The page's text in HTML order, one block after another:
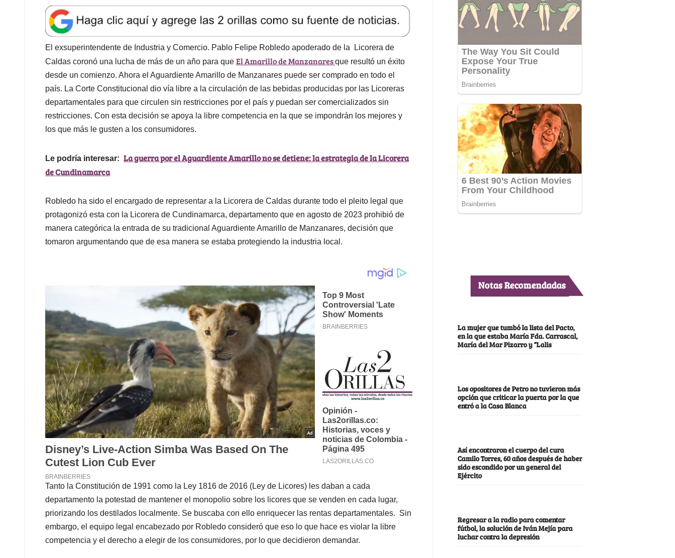
a
t
s
A
p
p
e
b
o
o
k
k
e
d
I
n
l
e
a
d
s
El exsuperintendente de Industria y Comercio. Pablo Felipe Robledo apoderado de la Licorera de
Caldas coronó una lucha de más de un año para que El Amarillo de Manzanaresque resultó un éxito
desde un comienzo. Ahora el Aguardiente Amarillo de Manzanares puede ser comprado en todo el
país. La Corte Constitucional dio vía libre a la circulación de las bebidas producidas por las Licoreras
departamentales para que circulen sin restricciones por el país y puedan ser comercializados sin
restricciones. Con esta decisión se apoya la libre competencia en la que se impondrán los mejores y
los que más le gusten a los consumidores.
Le podría interesar: La guerra por el Aguardiente Amarillo no se detiene: la estrategia de la Licorera
de Cundinamarca
Robledo ha sido el encargado de representar a la Licorera de Caldas durante todo el pleito legal que
protagonizó esta con la Licorera de Cundinamarca, departamento que en agosto de 2023 prohibió de
manera categórica la entrada de su tradicional Aguardiente Amarillo de Manzanares, decisión que
tomaron argumentando que de esa manera se estaba protegiendo la industria local.
Tanto la Constitución de 1991 como la Ley 1816 de 2016 (Ley de Licores) les daban a cada
departamento la potestad de mantener el monopolio sobre los licores que se venden en cada lugar,
priorizando los destilados localmente. Se buscaba con ello enriquecer las rentas departamentales. Sin
embargo, el equipo legal encabezado por Robledo consideró que eso lo que hace es violar la libre
competencia y el derecho a elegir de los consumidores, por lo que decidieron demandar.
Notas Recomendadas
La mujer que tumbó la lista del Pacto,
en la que estaba María Fda. Carrascal,
María del Mar Pizarro y “Lalis
Los opositores de Petro no tuvieron más
opción que criticar la puerta por la que
entró a la Casa Blanca
Así encontraron el cuerpo del cura
Camilo Torres, 60 años después de haber
sido escondido por un general del
Ejército
Regresar a la radio para comentar
fútbol, la solución de Iván Mejía para
luchar contra la depresión